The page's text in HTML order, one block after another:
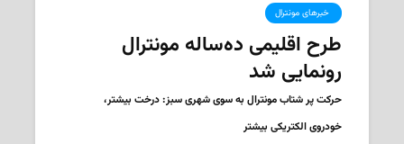
‌ خبرهای مونترال
طرح اقلیمی ده‌ساله مونترال
رونمایی شد
حرکت پر شتاب مونترال به سوی شهری سبز: درخت بیشتر،
خودروی الکتریکی بیشتر